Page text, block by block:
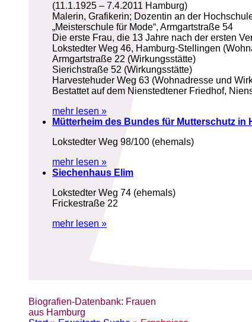
Biografien-Datenbank: Frauen
aus Hamburg
(11.1.1925 – 7.4.2011 Hamburg)
Malerin, Grafikerin; Dozentin an der
„Meisterschule für Mode“, Armgartstraße 54
Die erste Frau, die 13 Jahre nach der ersten
Lokstedter Weg 46, Hamburg-Stellingen
Armgartstraße 22 (Wirkungsstätte)
Sierichstraße 52 (Wirkungsstätte)
Harvestehuder Weg 63 (Wohnadresse und
Bestattet auf dem Nienstedtener Friedhof,
mehr lesen »
Mütterheim des Bundes für Mutterschutz in
Lokstedter Weg 98/100 (ehemals)
mehr lesen »
Siechenhaus Elim
Lokstedter Weg 74 (ehemals)
Frickestraße 22
mehr lesen »